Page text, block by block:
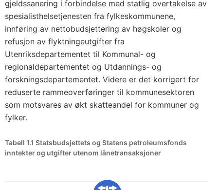
gjeldssanering i forbindelse med statlig overtakelse av
spesialisthelsetjenesten fra fylkeskommunene,
innføring av nettobudsjettering av høgskoler og
refusjon av flyktningeutgifter fra
Utenriksdepartementet til Kommunal- og
regionaldepartementet og Utdannings- og
forskningsdepartementet. Videre er det korrigert for
reduserte rammeoverføringer til kommunesektoren
som motsvares av økt skatteandel for kommuner og
fylker.
Tabell 1.1 Statsbudsjettets og Statens petroleumsfonds
inntekter og utgifter utenom lånetransaksjoner